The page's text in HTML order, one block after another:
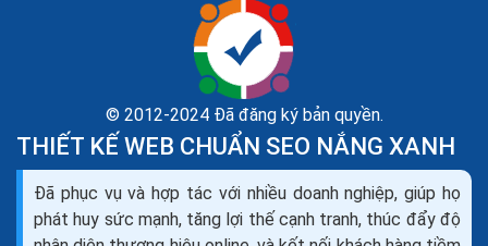
Hướng dẫn marketing tìm kiếm khách hàng cho
Cho đến thời gian gần đây, các công ty dịch vụ vẫn tụt
hậu so trong việc sử dụng marketing. Nhiều Công ty
© 2012-2024 Đã đăng ký bản quyền.
THIẾT KẾ WEB CHUẨN SEO NẮNG XANH
Đã phục vụ và hợp tác với nhiều doanh nghiệp, giúp họ
phát huy sức mạnh, tăng lợi thế cạnh tranh, thúc đẩy độ